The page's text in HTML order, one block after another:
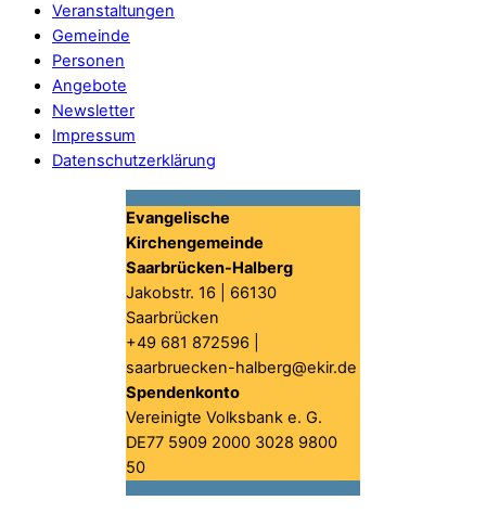
Veranstaltungen
Gemeinde
Personen
Angebote
Newsletter
Impressum
Datenschutzerklärung
Evangelische
Kirchengemeinde
Saarbrücken-Halberg
Jakobstr. 16 | 66130
Saarbrücken
+49 681 872596 |
saarbruecken-halberg@ekir.de
Spendenkonto
Vereinigte Volksbank e. G.
DE77 5909 2000 3028 9800
50